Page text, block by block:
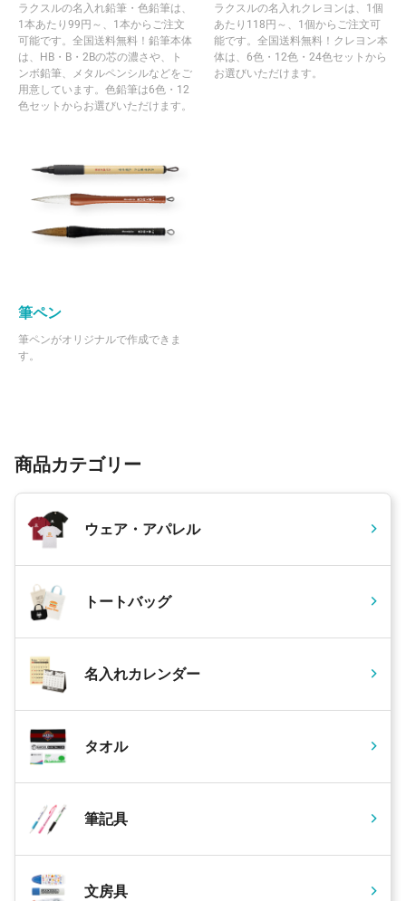
ラクスルの名入れ鉛筆・色鉛筆は、
1本あたり99円～、1本からご注文
可能です。全国送料無料！鉛筆本体
は、HB・B・2Bの芯の濃さや、ト
ンボ鉛筆、メタルペンシルなどをご
用意しています。色鉛筆は6色・12
色セットからお選びいただけます。
ラクスルの名入れクレヨンは、1個
あたり118円～、1個からご注文可
能です。全国送料無料！クレヨン本
体は、6色・12色・24色セットから
お選びいただけます。
筆ペン
筆ペンがオリジナルで作成できま
す。
商品カテゴリー
ウェア・アパレル
トートバッグ
名入れカレンダー
タオル
筆記具
文房具